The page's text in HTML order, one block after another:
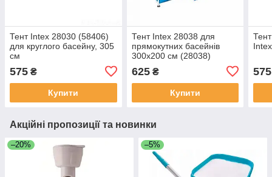
Тент Intex 28030 (58406)
для круглого басейну, 305
см
575 ₴
Купити
Тент Intex 28038 для
прямокутних басейнів
300х200 см (28038)
625₴
Купити
575
Акційні пропозиції та новинки
–20% –5%